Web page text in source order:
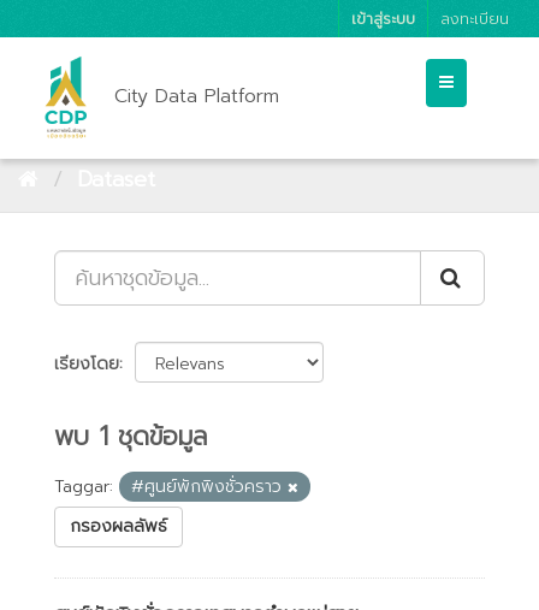
เข้าสู่ระบบ ลงทะเบียน
City Data Platform
เรียงโดย
พบ 1 ชุดข้อมูล
Taggar:
#ศูนย์พักพิงชั่วคราว
กรองผลลัพธ์